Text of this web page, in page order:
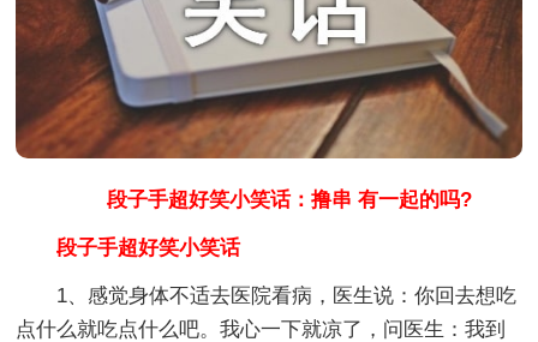
段子手超好笑小笑话：撸串 有一起的吗?
段子手超好笑小笑话
1、感觉身体不适去医院看病，医生说：你回去想吃
点什么就吃点什么吧。我心一下就凉了，问医生：我到